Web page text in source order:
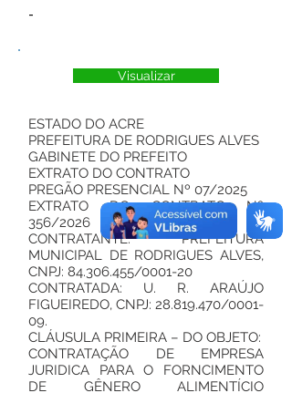
-
Visualizar
ESTADO DO ACRE
PREFEITURA DE RODRIGUES ALVES
GABINETE DO PREFEITO
EXTRATO DO CONTRATO
PREGÃO PRESENCIAL Nº 07/2025
EXTRATO DO CONTRATO Nº
356/2026
CONTRATANTE: PREFEITURA
MUNICIPAL DE RODRIGUES ALVES,
CNPJ: 84.306.455/0001-20
CONTRATADA: U. R. ARAÚJO
FIGUEIREDO, CNPJ: 28.819.470/0001-
09.
CLÁUSULA PRIMEIRA – DO OBJETO:
CONTRATAÇÃO DE EMPRESA
JURIDICA PARA O FORNCIMENTO
DE GÊNERO ALIMENTÍCIO